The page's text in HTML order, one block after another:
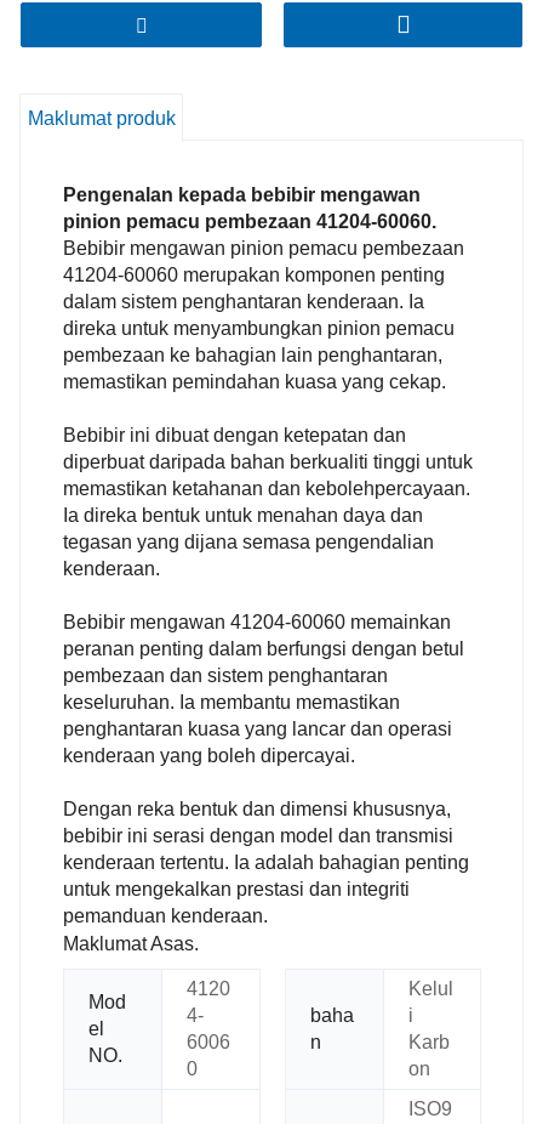
mengekalkan kestabilan penghantaran kuasa, dan
meningkatkan prestasi pemanduan kenderaan.
Maklumat produk
Pengenalan kepada bebibir mengawan
pinion pemacu pembezaan 41204-60060.
Bebibir mengawan pinion pemacu pembezaan
41204-60060 merupakan komponen penting
dalam sistem penghantaran kenderaan. Ia
direka untuk menyambungkan pinion pemacu
pembezaan ke bahagian lain penghantaran,
memastikan pemindahan kuasa yang cekap.
Bebibir ini dibuat dengan ketepatan dan
diperbuat daripada bahan berkualiti tinggi untuk
memastikan ketahanan dan kebolehpercayaan.
Ia direka bentuk untuk menahan daya dan
tegasan yang dijana semasa pengendalian
kenderaan.
Bebibir mengawan 41204-60060 memainkan
peranan penting dalam berfungsi dengan betul
pembezaan dan sistem penghantaran
keseluruhan. Ia membantu memastikan
penghantaran kuasa yang lancar dan operasi
kenderaan yang boleh dipercayai.
Dengan reka bentuk dan dimensi khususnya,
bebibir ini serasi dengan model dan transmisi
kenderaan tertentu. Ia adalah bahagian penting
untuk mengekalkan prestasi dan integriti
pemanduan kenderaan.
Maklumat Asas.
Mod
el
NO.
4120
4-
6006
0
baha
n
Kelul
i
Karb
on
ISO9